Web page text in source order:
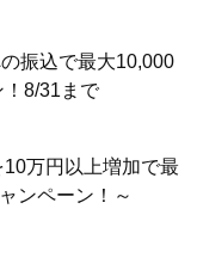
振込で最大10,000
！8/31まで
10万円以上増加で最
ンペーン！～